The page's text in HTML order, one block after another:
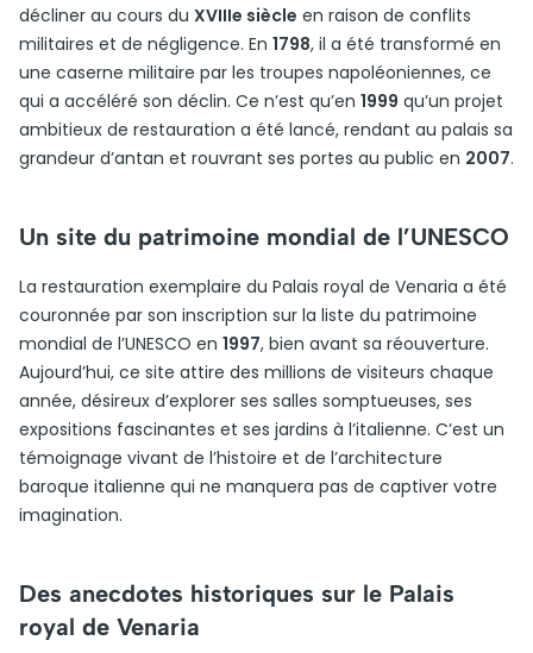
décliner au cours du XVIIIe siècle en raison de conflits
militaires et de négligence. En 1798, il a été transformé en
une caserne militaire par les troupes napoléoniennes, ce
qui a accéléré son déclin. Ce n’est qu’en 1999 qu’un projet
ambitieux de restauration a été lancé, rendant au palais sa
grandeur d’antan et rouvrant ses portes au public en 2007.
Un site du patrimoine mondial de l’UNESCO
La restauration exemplaire du Palais royal de Venaria a été
couronnée par son inscription sur la liste du patrimoine
mondial de l’UNESCO en 1997, bien avant sa réouverture.
Aujourd’hui, ce site attire des millions de visiteurs chaque
année, désireux d’explorer ses salles somptueuses, ses
expositions fascinantes et ses jardins à l’italienne. C’est un
témoignage vivant de l’histoire et de l’architecture
baroque italienne qui ne manquera pas de captiver votre
imagination.
Des anecdotes historiques sur le Palais
royal de Venaria